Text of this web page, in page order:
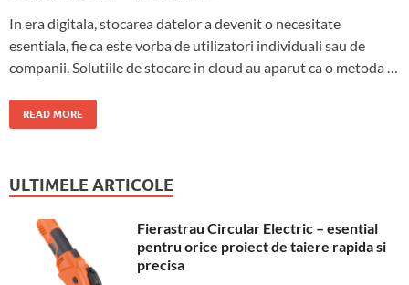
In era digitala, stocarea datelor a devenit o necesitate
esentiala, fie ca este vorba de utilizatori individuali sau de
companii. Solutiile de stocare in cloud au aparut ca o metoda …
READ MORE
ULTIMELE ARTICOLE
Fierastrau Circular Electric – esential
pentru orice proiect de taiere rapida si
precisa